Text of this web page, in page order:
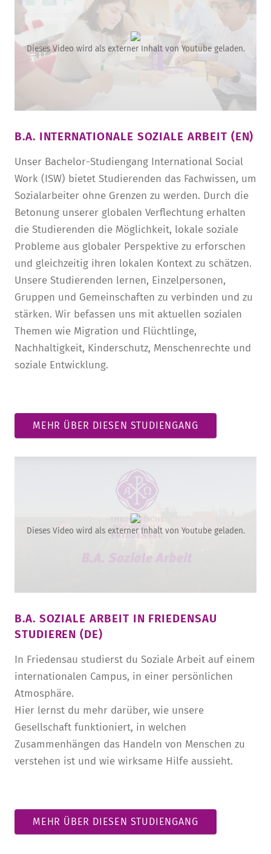
Dieses Video wird als externer Inhalt von Youtube geladen.
B.A. INTERNATIONALE SOZIALE ARBEIT (EN)
Unser Bachelor-Studiengang International Social
Work (ISW) bietet Studierenden das Fachwissen, um
Sozialarbeiter ohne Grenzen zu werden. Durch die
Betonung unserer globalen Verflechtung erhalten
die Studierenden die Möglichkeit, lokale soziale
Probleme aus globaler Perspektive zu erforschen
und gleichzeitig ihren lokalen Kontext zu schätzen.
Unsere Studierenden lernen, Einzelpersonen,
Gruppen und Gemeinschaften zu verbinden und zu
stärken. Wir befassen uns mit aktuellen sozialen
Themen wie Migration und Flüchtlinge,
Nachhaltigkeit, Kinderschutz, Menschenrechte und
soziale Entwicklung.
MEHR ÜBER DIESEN STUDIENGANG
Dieses Video wird als externer Inhalt von Youtube geladen.
B.A. SOZIALE ARBEIT IN FRIEDENSAU
STUDIEREN (DE)
In Friedensau studierst du Soziale Arbeit auf einem
internationalen Campus, in einer persönlichen
Atmosphäre.
Hier lernst du mehr darüber, wie unsere
Gesellschaft funktioniert, in welchen
Zusammenhängen das Handeln von Menschen zu
verstehen ist und wie wirksame Hilfe aussieht.
MEHR ÜBER DIESEN STUDIENGANG